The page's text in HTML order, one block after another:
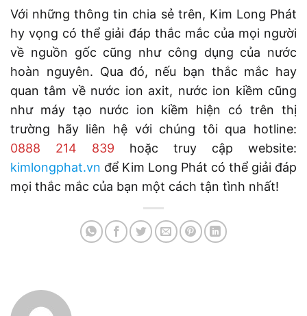
Với những thông tin chia sẻ trên, Kim Long Phát
hy vọng có thể giải đáp thắc mắc của mọi người
về nguồn gốc cũng như công dụng của nước
hoàn nguyên. Qua đó, nếu bạn thắc mắc hay
quan tâm về nước ion axit, nước ion kiềm cũng
như máy tạo nước ion kiềm hiện có trên thị
trường hãy liên hệ với chúng tôi qua hotline:
0888 214 839 hoặc truy cập website:
kimlongphat.vn để Kim Long Phát có thể giải đáp
mọi thắc mắc của bạn một cách tận tình nhất!